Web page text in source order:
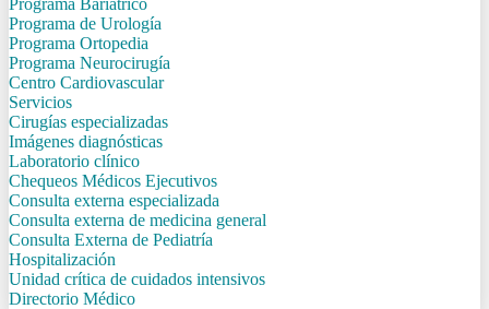
Programa de Urología
Programa Ortopedia
Programa Neurocirugía
Centro Cardiovascular
Servicios
Cirugías especializadas
Imágenes diagnósticas
Laboratorio clínico
Chequeos Médicos Ejecutivos
Consulta externa especializada
Consulta externa de medicina general
Consulta Externa de Pediatría
Hospitalización
Unidad crítica de cuidados intensivos
Directorio Médico